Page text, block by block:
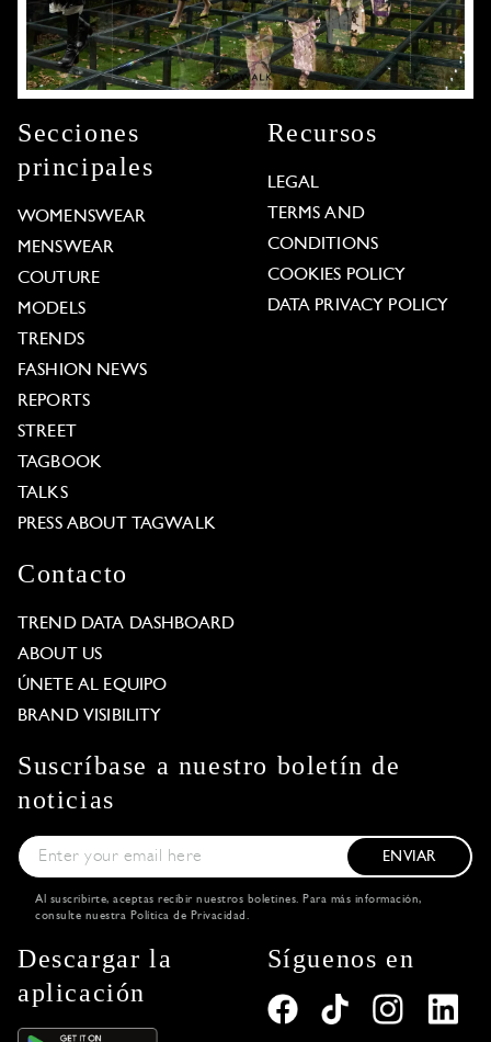
Secciones
principales
WOMENSWEAR
MENSWEAR
COUTURE
MODELS
TRENDS
FASHION NEWS
REPORTS
STREET
TAGBOOK
TALKS
PRESS ABOUT TAGWALK
Recursos
LEGAL
TERMS AND
CONDITIONS
COOKIES POLICY
DATA PRIVACY POLICY
Contacto
TREND DATA DASHBOARD
ABOUT US
ÚNETE AL EQUIPO
BRAND VISIBILITY
Suscríbase a nuestro boletín de
noticias
ENVIAR
Al suscribirte, aceptas recibir nuestros boletines. Para más información,
consulte nuestra Política de Privacidad .
Descargar la
aplicación
Síguenos en